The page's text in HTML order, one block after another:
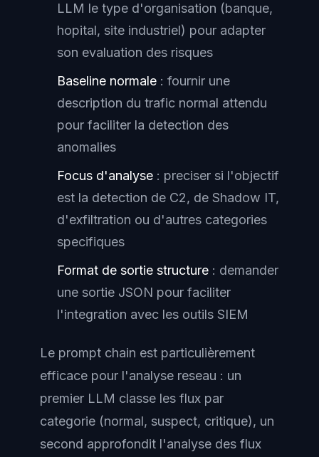
LLM le type d'organisation (banque,
hopital, site industriel) pour adapter
son evaluation des risques
Baseline normale : fournir une
description du trafic normal attendu
pour faciliter la detection des
anomalies
Focus d'analyse : preciser si l'objectif
est la detection de C2, de Shadow IT,
d'exfiltration ou d'autres categories
specifiques
Format de sortie structure : demander
une sortie JSON pour faciliter
l'integration avec les outils SIEM
Le prompt chain est particulièrement
efficace pour l'analyse reseau : un
premier LLM classe les flux par
categorie (normal, suspect, critique), un
second approfondit l'analyse des flux